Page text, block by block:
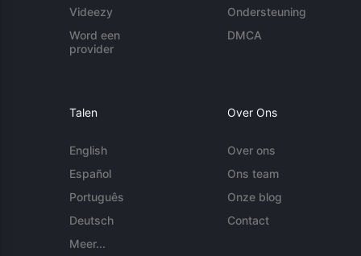
Videezy
Word een
provider
Ondersteuning
DMCA
Talen
English
Español
Português
Deutsch
Meer...
Over Ons
Over ons
Ons team
Onze blog
Contact